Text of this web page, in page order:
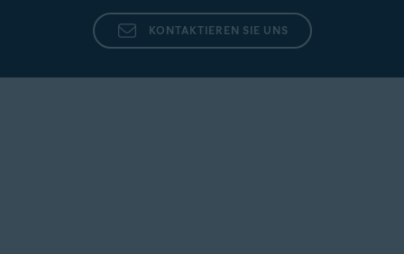
KONTAKTIEREN SIE UNS